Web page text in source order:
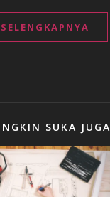
SUKA JUGA